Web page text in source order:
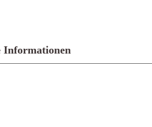
Informationen